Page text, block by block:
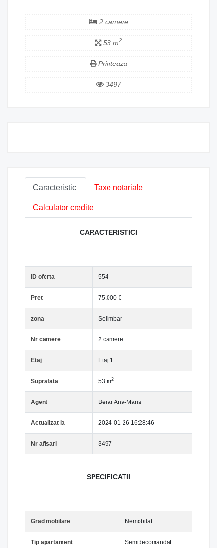
2 camere
53 m2
Printeaza
3497
Caracteristici Taxe notariale
Calculator credite
CARACTERISTICI
ID oferta 554
Pret 75.000 €
zona Selimbar
Nr camere 2 camere
Etaj Etaj 1
Suprafata 53 m2
Agent Berar Ana-Maria
Actualizat la 2024-01-26 16:28:46
Nr afisari 3497
SPECIFICATII
Grad mobilare Nemobilat
Tip apartament Semidecomandat